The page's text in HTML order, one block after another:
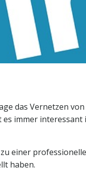
das Vernetzen
immer
einer
haben.